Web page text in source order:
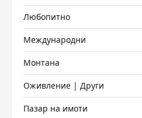
Любопитно
Международни
Монтана
Оживление | Други
Пазар на имоти